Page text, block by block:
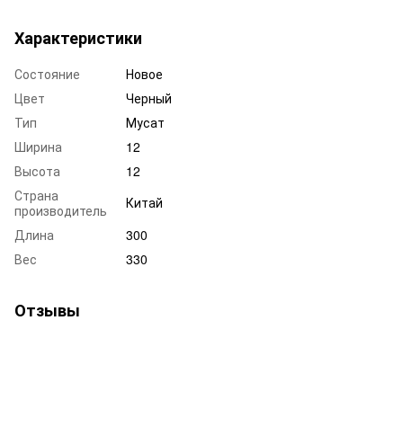
Характеристики
Состояние
Новое
Цвет
Черный
Тип
Мусат
Ширина
12
Высота
12
Страна
производитель
Китай
Длина
300
Вес
330
Отзывы